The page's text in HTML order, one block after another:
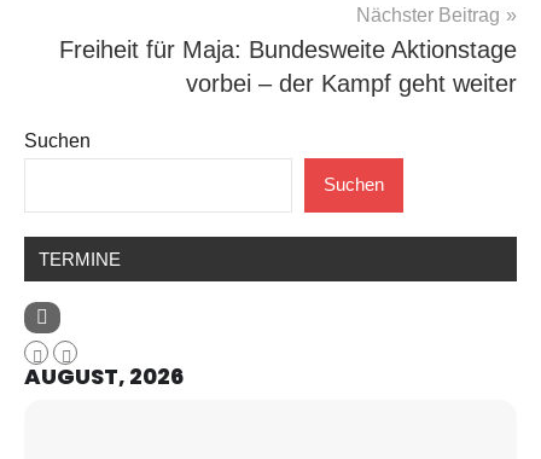
Nächster Beitrag
Freiheit für Maja: Bundesweite Aktionstage
vorbei – der Kampf geht weiter
Suchen
Suchen
TERMINE
AUGUST, 2026